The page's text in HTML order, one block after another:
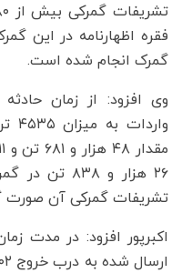
فقره اظهارنامه در این
گمرک انجام شده است.
۲۶ هزار و
تشریفات گمرکی آن صورت
اکبرپور افزود: در مدت